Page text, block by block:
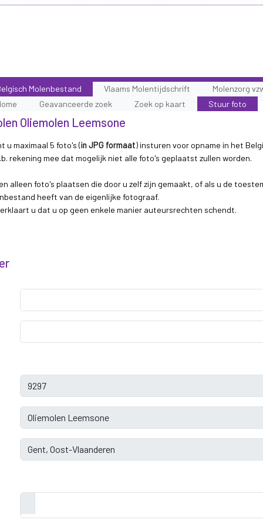
Molenbestand
Geavanceerde zoek Zoek op kaart Stuur foto
Vlaams Molentijdschrift Molenzorg
Oliemolen Leemsone
u maximaal 5 foto's (in JPG formaat) insturen voor opname in het
rekening mee dat mogelijk niet alle foto's geplaatst zullen worden.
alleen foto's plaatsen die door u zelf zijn gemaakt, of als u de
heeft van de eigenlijke fotograaf.
u dat u op geen enkele manier auteursrechten schendt.